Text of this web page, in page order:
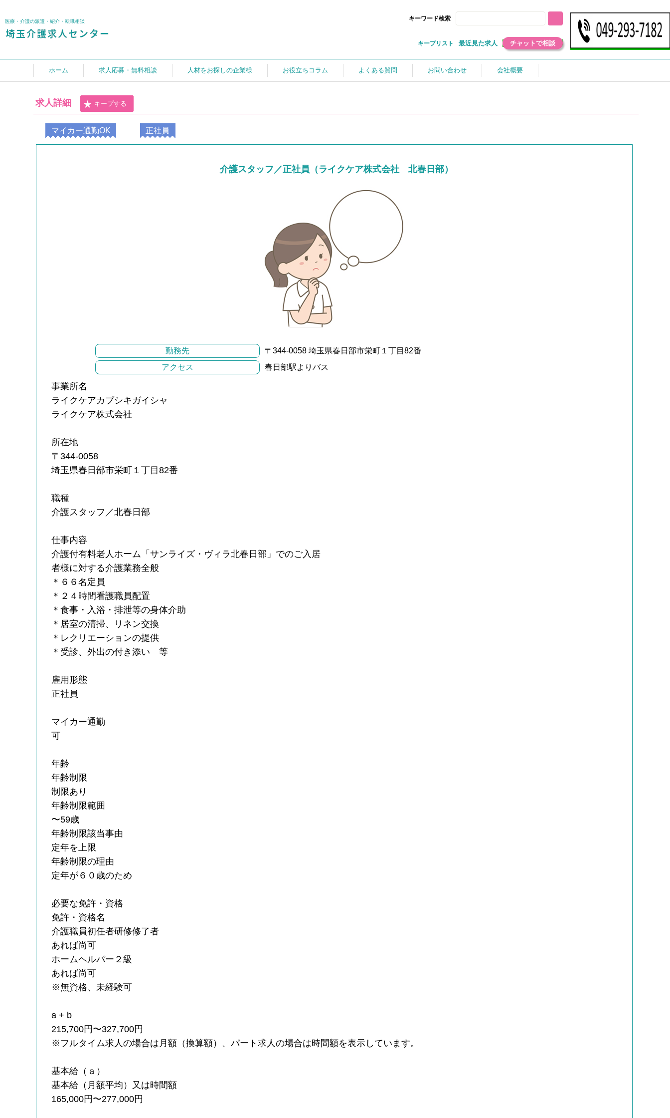
医療・介護の派遣・紹介・転職相談 キーワード検索
キープリスト 最近見た求人 チャットで相談
ホーム 求人応募・無料相談 人材をお探しの企業様 お役立ちコラム よくある質問 お問い合わせ 会社概要
求人詳細 キープする
マイカー通勤OK 正社員
介護スタッフ／正社員（ライクケア株式会社 北春日部）
勤務先
〒344-0058 埼玉県春日部市栄町１丁目82番
アクセス
春日部駅よりバス
事業所名
ライクケアカブシキガイシャ
ライクケア株式会社
所在地
〒344-0058
埼玉県春日部市栄町１丁目82番
職種
介護スタッフ／北春日部
仕事内容
介護付有料老人ホーム「サンライズ・ヴィラ北春日部」でのご入居
者様に対する介護業務全般
＊６６名定員
＊２４時間看護職員配置
＊食事・入浴・排泄等の身体介助
＊居室の清掃、リネン交換
＊レクリエーションの提供
＊受診、外出の付き添い 等
雇用形態
正社員
マイカー通勤
可
年齢
年齢制限
制限あり
年齢制限範囲
〜59歳
年齢制限該当事由
定年を上限
年齢制限の理由
定年が６０歳のため
必要な免許・資格
免許・資格名
介護職員初任者研修修了者
あれば尚可
ホームヘルパー２級
あれば尚可
※無資格、未経験可
a + b
215,700円〜327,700円
※フルタイム求人の場合は月額（換算額）、パート求人の場合は時間額を表示しています。
基本給（ａ）
基本給（月額平均）又は時間額
165,000円〜277,000円